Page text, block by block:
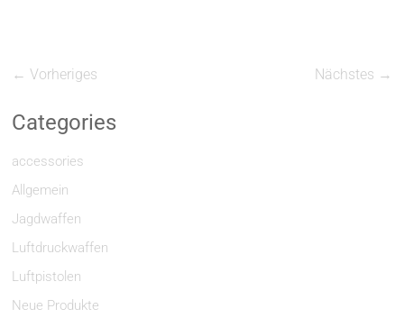
← Vorheriges Nächstes →
Categories
accessories
Allgemein
Jagdwaffen
Luftdruckwaffen
Luftpistolen
Neue Produkte